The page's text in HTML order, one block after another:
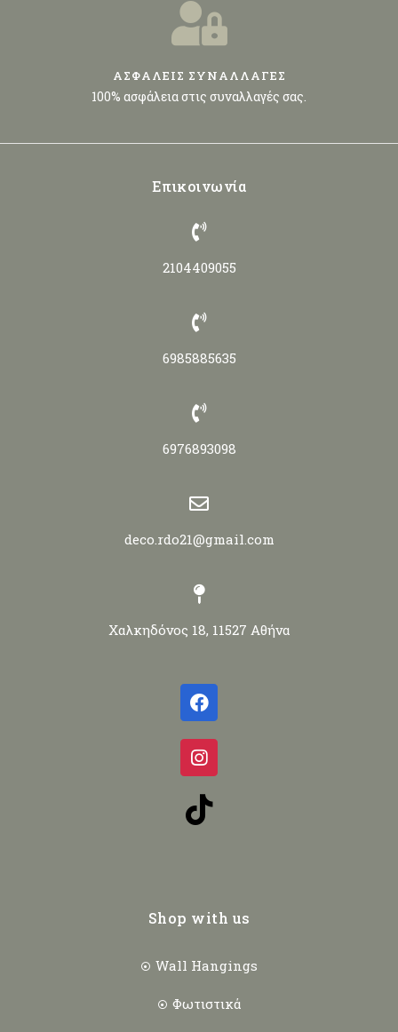
ΑΣΦΑΛΕΙΣ ΣΥΝΑΛΛΑΓΕΣ
100% ασφάλεια στις συναλλαγές σας.
Επικοινωνία
2104409055
6985885635
6976893098
deco.rdo21@gmail.com
Χαλκηδόνος 18, 11527 Αθήνα
Shop with us
Wall Hangings
Φωτιστικά